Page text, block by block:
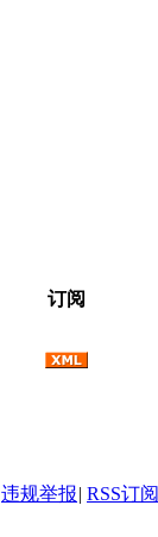
订阅
违规举报| RSS订阅